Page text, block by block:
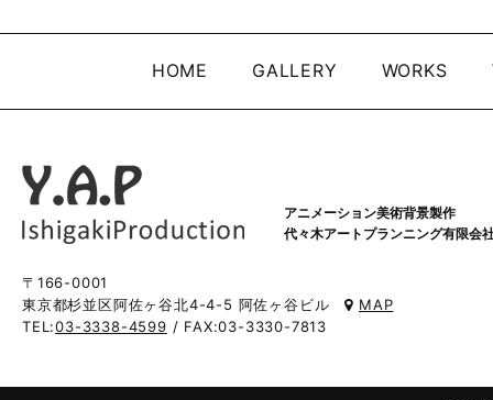
HOME GALLERY WORKS
アニメーション美術背景製作
代々木アートプランニング有限会
〒166-0001
東京都杉並区阿佐ヶ谷北4-4-5 阿佐ヶ谷ビル
MAP
TEL:03-3338-4599 / FAX:03-3330-7813